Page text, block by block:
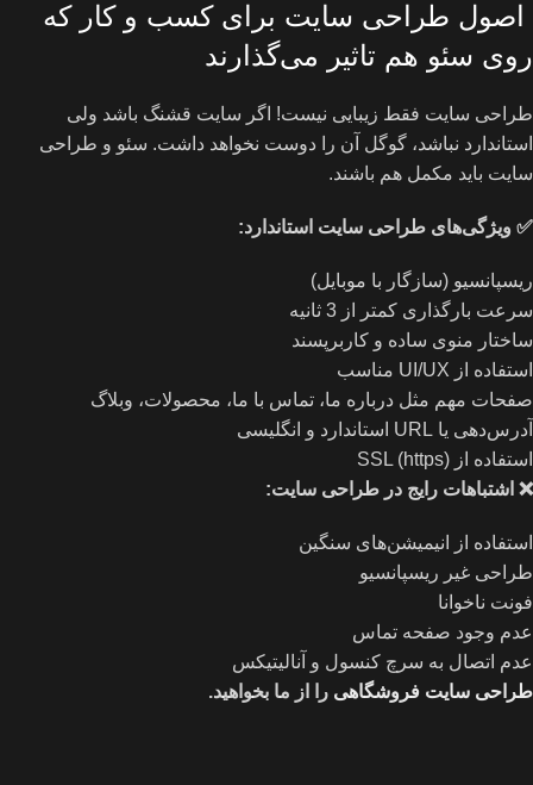
اصول طراحی سایت برای کسب و کار که
روی سئو هم تاثیر می‌گذارند
طراحی سایت فقط زیبایی نیست! اگر سایت قشنگ باشد ولی
استاندارد نباشد، گوگل آن را دوست نخواهد داشت. سئو و طراحی
سایت باید مکمل هم باشند.
✅ ویژگی‌های طراحی سایت استاندارد:
ریسپانسیو (سازگار با موبایل)
سرعت بارگذاری کمتر از 3 ثانیه
ساختار منوی ساده و کاربرپسند
استفاده از UI/UX مناسب
صفحات مهم مثل درباره ما، تماس با ما، محصولات، وبلاگ
آدرس‌دهی یا URL استاندارد و انگلیسی
استفاده از SSL (https)
❌ اشتباهات رایج در طراحی سایت:
استفاده از انیمیشن‌های سنگین
طراحی غیر ریسپانسیو
فونت ناخوانا
عدم وجود صفحه تماس
عدم اتصال به سرچ کنسول و آنالیتیکس
طراحی سایت فروشگاهی را از ما بخواهید.